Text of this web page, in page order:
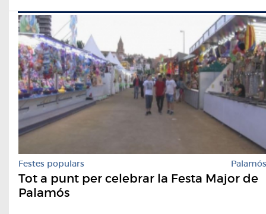
Festes populars Palamós
Tot a punt per celebrar la Festa Major de
Palamós